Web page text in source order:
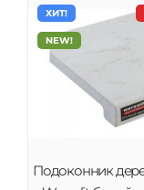
ХИТ!
NEW!
Подоконник